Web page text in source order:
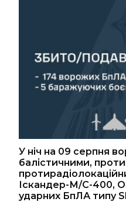
У ніч на 09 серпня
балістичними,
Іскандер-М/С-400,
ударних БпЛА типу